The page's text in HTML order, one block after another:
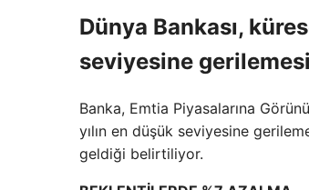
Dünya Bankası,
seviyesine
Banka, Emtia Piyasalarına
yılın en düşük seviyesine
geldiği belirtiliyor.